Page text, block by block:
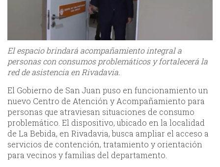
El espacio brindará acompañamiento integral a
personas con consumos problemáticos y fortalecerá la
red de asistencia en Rivadavia.
El Gobierno de San Juan puso en funcionamiento un
nuevo Centro de Atención y Acompañamiento para
personas que atraviesan situaciones de consumo
problemático. El dispositivo, ubicado en la localidad
de La Bebida, en Rivadavia, busca ampliar el acceso a
servicios de contención, tratamiento y orientación
para vecinos y familias del departamento.